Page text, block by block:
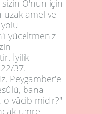
O'nun için
uzak amel ve
yüceltmeniz
İyilik
22/37.
Peygamber'e
bana
vâcib midir?"
umre